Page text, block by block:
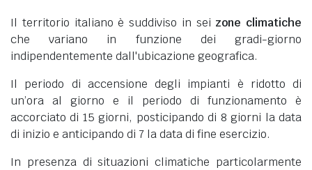
Il territorio italiano è suddiviso in sei zone climatiche
che variano in funzione dei gradi-giorno
indipendentemente dall'ubicazione geografica.
Il periodo di accensione degli impianti è ridotto di
un’ora al giorno e il periodo di funzionamento è
accorciato di 15 giorni, posticipando di 8 giorni la data
di inizio e anticipando di 7 la data di fine esercizio.
In presenza di situazioni climatiche particolarmente